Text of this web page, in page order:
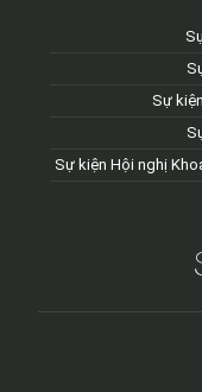
Sự
Sự kiện Hội nghị